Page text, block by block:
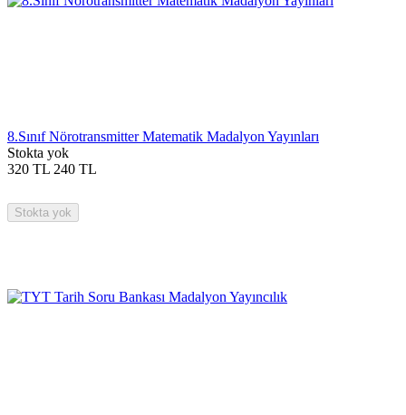
8.Sınıf Nörotransmitter Matematik Madalyon Yayınları
Stokta yok
320 TL 240 TL
Stokta yok